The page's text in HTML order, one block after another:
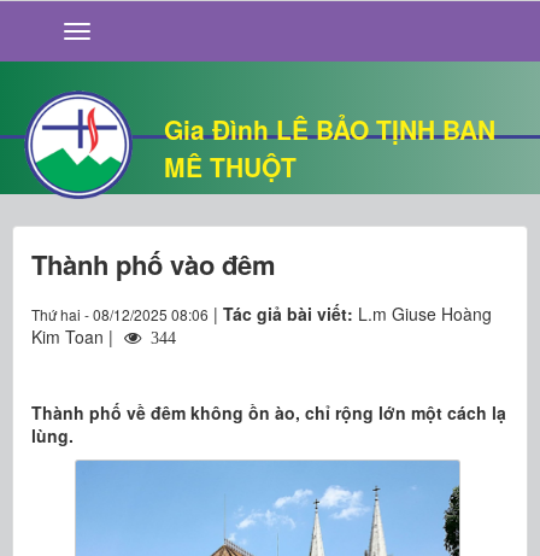
Gia Đình LÊ BẢO TỊNH BAN
MÊ THUỘT
GIỚI THIỆU
TIN TỨC
SỐNG ĐẠO
CHUYỆN NHÀ
QUÁN VĂN
THƯ GIÃN
Thành phố vào đêm
Thứ hai - 08/12/2025 08:06 | Tác giả bài viết: L.m Giuse Hoàng
Kim Toan |
344
Thành phố về đêm không ồn ào, chỉ rộng lớn một cách lạ
lùng.